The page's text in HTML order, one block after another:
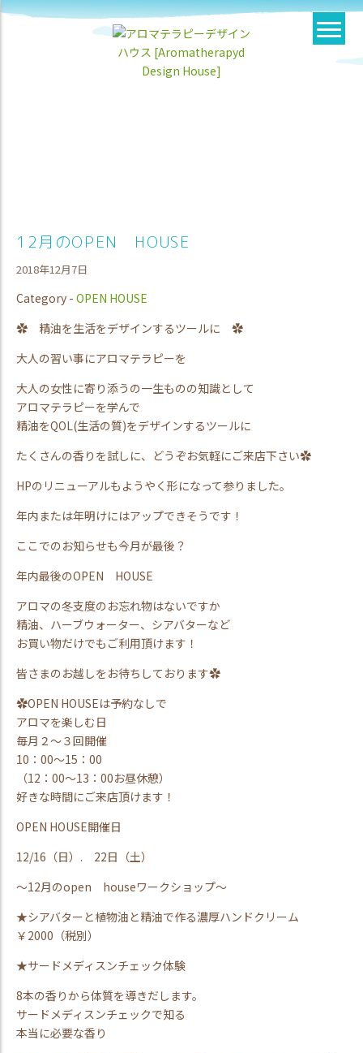
12月のOPEN HOUSE
2018年12月7日
Category - OPEN HOUSE
✿ 精油を生活をデザインするツールに ✿
大人の習い事にアロマテラピーを
大人の女性に寄り添うの一生ものの知識として
アロマテラピーを学んで
精油をQOL(生活の質)をデザインするツールに
たくさんの香りを試しに、どうぞお気軽にご来店下さい✿
HPのリニューアルもようやく形になって参りました。
年内または年明けにはアップできそうです！
ここでのお知らせも今月が最後？
年内最後のOPEN HOUSE
アロマの冬支度のお忘れ物はないですか
精油、ハーブウォーター、シアバターなど
お買い物だけでもご利用頂けます！
皆さまのお越しをお待ちしております✿
✿OPEN HOUSEは予約なしで
アロマを楽しむ日
毎月２～３回開催
10：00～15：00
（12：00～13：00お昼休憩）
好きな時間にご来店頂けます！
OPEN HOUSE開催日
12/16（日）. 22日（土）
～12月のopen houseワークショップ～
★シアバターと植物油と精油で作る濃厚ハンドクリーム
￥2000（税別）
★サードメディスンチェック体験
8本の香りから体質を導きだします。
サードメディスンチェックで知る
本当に必要な香り